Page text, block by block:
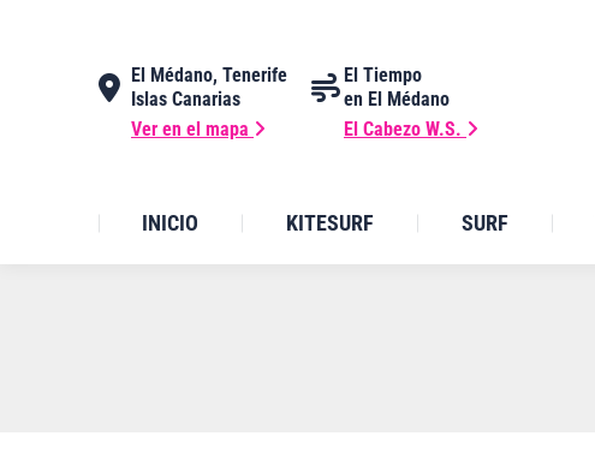
El Médano, Tenerife
Islas Canarias
Ver en el mapa
El Tiempo
en El Médano
El Cabezo W.S.
INICIO KITESURF SURF